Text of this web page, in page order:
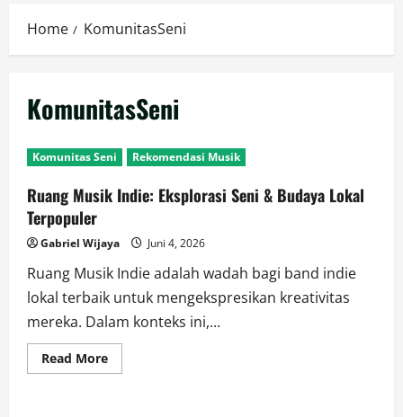
Home KomunitasSeni
KomunitasSeni
Komunitas Seni Rekomendasi Musik
Ruang Musik Indie: Eksplorasi Seni & Budaya Lokal
Terpopuler
Gabriel Wijaya Juni 4, 2026
Ruang Musik Indie adalah wadah bagi band indie
lokal terbaik untuk mengekspresikan kreativitas
mereka. Dalam konteks ini,...
Read MoreRead
more